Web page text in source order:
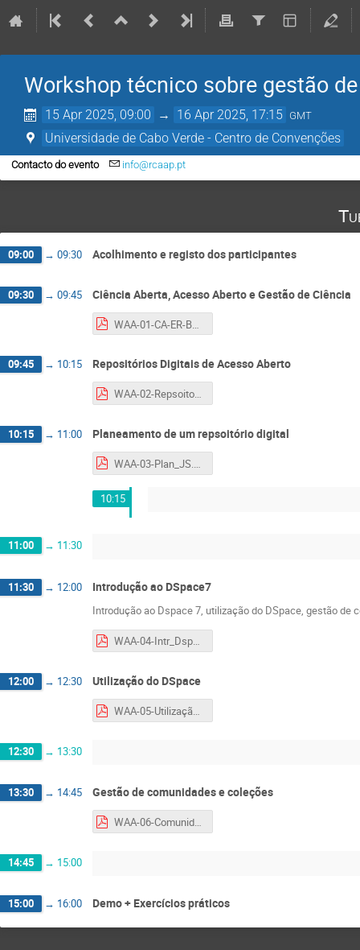
Workshop técnico sobre gestão
15 Apr 2025, 09:00 → 16 Apr 2025, 17:15 GMT
Universidade de Cabo Verde - Centro de Convenções
Contacto do evento info@rcaap.pt
09:00 → 09:30 Acolhimento e registo dos participantes
09:30 → 09:45 Ciência Aberta, Acesso Aberto e Gestão de Ciência
WAA-01-CA-ER-BA.pdf
09:45 → 10:15 Repositórios Digitais de Acesso Aberto
WAA-02-Repsoitorios-jmm.pdf
10:15 → 11:00 Planeamento de um repsoitório digital
WAA-03-Plan_JS.pdf
10:15
11:00 → 11:30
11:30 → 12:00 Introdução ao DSpace7
Introdução ao Dspace 7, utilização do DSpace, gestão
WAA-04-Intr_Dspace_PL.pdf
12:00 → 12:30 Utilização do DSpace
WAA-05-Utilização_PL.pdf
12:30 → 13:30
13:30 → 14:45 Gestão de comunidades e coleções
WAA-06-Comunidades-JS.pdf
14:45 → 15:00
15:00 → 16:00 Demo + Exercícios práticos